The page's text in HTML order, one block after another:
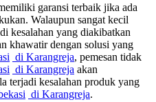
garansi terbaik jika ada
Walaupun sangat kecil
kesalahan yang diakibatkan
khawatir dengan solusi yang
di Karangreja, pemesan tidak
di Karangreja akan
terjadi kesalahan produk yang
di Karangreja.